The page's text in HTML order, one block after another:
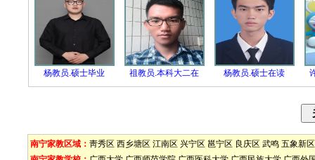
杨教员.硕士毕业 祖教员.本科大二在 杨教员.硕士在读
南宁家教区域： 靑秀区 西乡塘区 江南区 兴宁区 邕宁区 良庆区 武鸣 五象新区